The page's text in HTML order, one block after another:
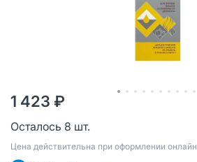
1 423 ₽
Осталось 8 шт.
Цена действительна при оформлении онлайн